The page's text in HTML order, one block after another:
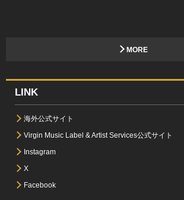
MORE
LINK
海外公式サイト
Virgin Music Label & Artist Services公式サイト
Instagram
X
Facebook